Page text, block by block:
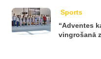
Sports
“Adventes
vingrošanā